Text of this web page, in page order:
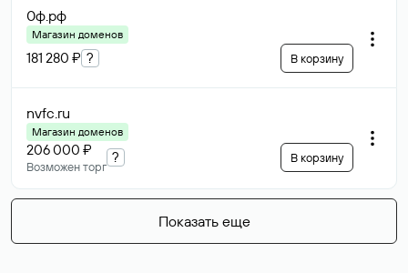
0ф.рф
Магазин доменов
181 280 ₽ ? В корзину
nvfc.ru
Магазин доменов
206 000 ₽
Возможен торг
? В корзину
Показать еще